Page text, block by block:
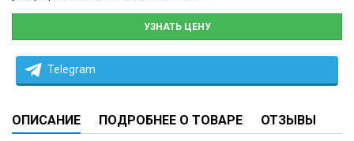
УЗНАТЬ ЦЕНУ
Telegram
ОПИСАНИЕ ПОДРОБНЕЕ О ТОВАРЕ ОТЗЫВЫ